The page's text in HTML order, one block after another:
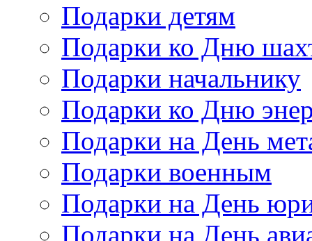
Подарки детям
Подарки ко Дню
Подарки начальнику
Подарки ко Дню
Подарки на День
Подарки военным
Подарки на День
Подарки на День